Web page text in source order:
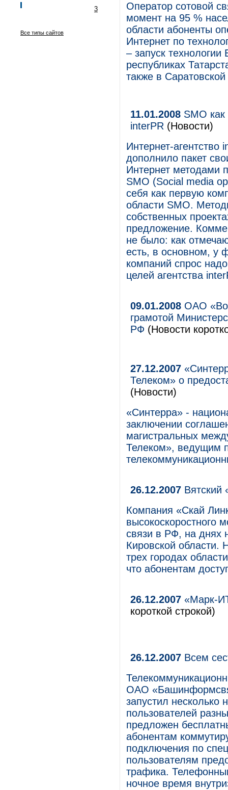
3
Все типы сайтов
Оператор сотовой
момент на 95 %
области абоненты
Интернет по
– запуск
республиках
также в
11.01.2008 SMO
interPR (Новости)
Интернет-
дополнило пакет
Интернет методами
SMO (Social media
себя как первую
области SMO.
собственных
предложение.
не было: как
есть, в основном, у
компаний спрос
целей агентства
09.01.2008 ОАО
грамотой
РФ (Новости
27.12.2007
Телеком» о
(Новости)
«Синтерра» -
заключении
магистральных
Телеком», ведущим
26.12.2007 Вятский
Компания «Скай
высокоскоростного
связи в РФ, на днях
Кировской области.
трех городах
что абонентам
26.12.2007 «Марк-
короткой строкой)
26.12.2007 Всем
ОАО
запустил несколько
пользователей
предложен
абонентам
подключения по
пользователям
трафика.
ночное время